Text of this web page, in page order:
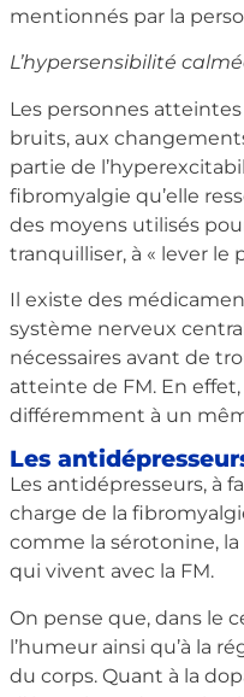
mentionnés par la
L’hypersensibilité
Les personnes
bruits, aux
partie de
fibromyalgie qu’elle
des moyens utilisés
tranquilliser, à « lever le
Il existe des
système nerveux
nécessaires avant de
atteinte de FM. En
différemment à un
Les
Les antidépresseurs, à
charge de la
comme la sérotonine,
qui vivent avec la FM.
On pense que, dans le
l’humeur ainsi qu’à la
du corps. Quant à la